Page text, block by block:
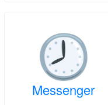
Messenger